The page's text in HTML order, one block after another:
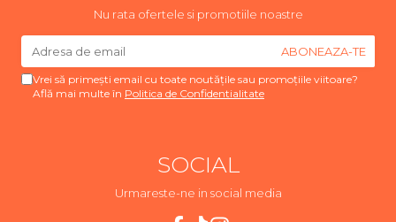
Nu rata ofertele si promotiile noastre
Vrei să primești email cu toate noutățile sau promoțiile viitoare?
Află mai multe în Politica de Confidentialitate
SOCIAL
Urmareste-ne in social media